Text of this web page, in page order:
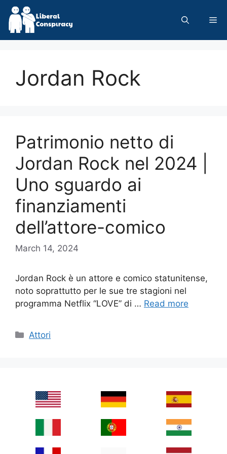
Skip
content
Jordan Rock
Patrimonio netto di
Jordan Rock nel 2024 |
Uno sguardo ai
finanziamenti
dell’attore-comico
March 14, 2024
Jordan Rock è un attore e comico statunitense,
noto soprattutto per le sue tre stagioni nel
programma Netflix “LOVE” di … Read more
Categories
Attori